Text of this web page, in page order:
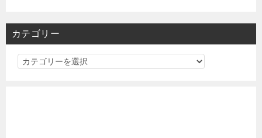
カテゴリー
カ